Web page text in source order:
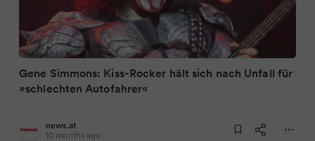
Gene Simmons: Kiss-Rocker hält sich nach Unfall für
»schlechten Autofahrer«
news.at
10 months ago